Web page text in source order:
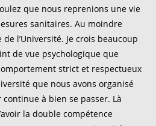
que nous reprenions une vie
sanitaires. Au moindre
l’Université. Je crois beaucoup
de vue psychologique que
strict et respectueux
que nous avons organisé
à bien se passer. Là
la double compétence